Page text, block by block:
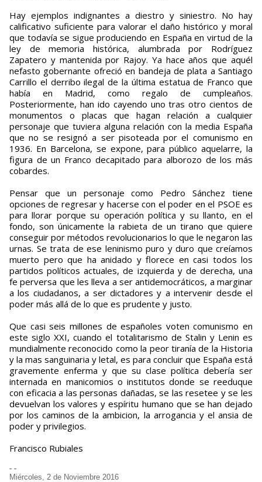
Hay ejemplos indignantes a diestro y siniestro. No hay
calificativo suficiente para valorar el daño histórico y moral
que todavía se sigue produciendo en España en virtud de la
ley de memoria histórica, alumbrada por Rodríguez
Zapatero y mantenida por Rajoy. Ya hace años que aquél
nefasto gobernante ofreció en bandeja de plata a Santiago
Carrillo el derribo ilegal de la última estatua de Franco que
había en Madrid, como regalo de cumpleaños.
Posteriormente, han ido cayendo uno tras otro cientos de
monumentos o placas que hagan relación a cualquier
personaje que tuviera alguna relación con la media España
que no se resignó a ser pisoteada por el comunismo en
1936. En Barcelona, se expone, para público aquelarre, la
figura de un Franco decapitado para alborozo de los más
cobardes.
Pensar que un personaje como Pedro Sánchez tiene
opciones de regresar y hacerse con el poder en el PSOE es
para llorar porque su operación política y su llanto, en el
fondo, son únicamente la rabieta de un tirano que quiere
conseguir por métodos revolucionarios lo que le negaron las
urnas. Se trata de ese leninismo puro y duro que creíamos
muerto pero que ha anidado y florece en casi todos los
partidos políticos actuales, de izquierda y de derecha, una
fe perversa que les lleva a ser antidemocráticos, a marginar
a los ciudadanos, a ser dictadores y a intervenir desde el
poder más allá de lo que es prudente y justo.
Que casi seis millones de españoles voten comunismo en
este siglo XXI, cuando el totalitarismo de Stalin y Lenin es
mundialmente reconocido como la peor tiranía de la Historia
y la mas sanguinaria y letal, es para concluir que España está
gravemente enferma y que su clase política debería ser
internada en manicomios o institutos donde se reeduque
con eficacia a las personas dañadas, se las resetee y se les
devuelvan los valores y espíritu humano que se han dejado
por los caminos de la ambicion, la arrogancia y el ansia de
poder y privilegios.
Francisco Rubiales
- -
Miércoles, 2 de Noviembre 2016